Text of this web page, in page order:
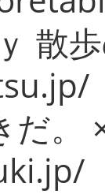
散
だ。